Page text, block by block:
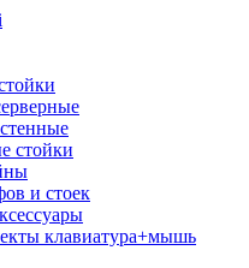
стойки
и стоек
клавиатура+мышь